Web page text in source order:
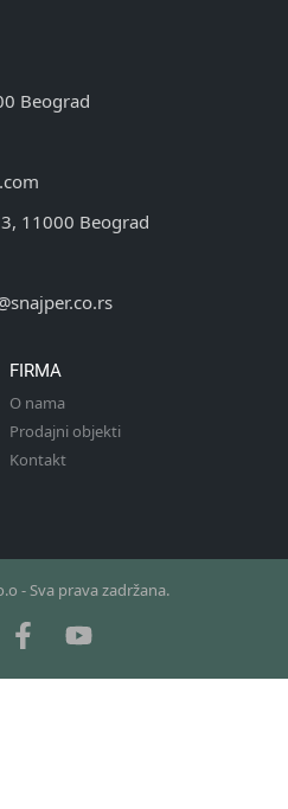
Beograd
11000 Beograd
FIRMA
O nama
Prodajni objekti
Kontakt
- Sva prava zadržana.